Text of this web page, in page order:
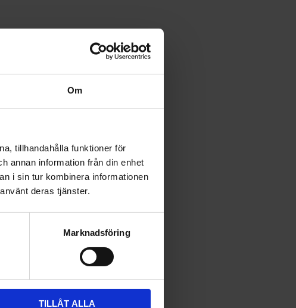
Om
tillhandahålla funktioner för
annan information från din enhet
i sin tur kombinera informationen
deras tjänster.
Marknadsföring
TILLÅT ALLA